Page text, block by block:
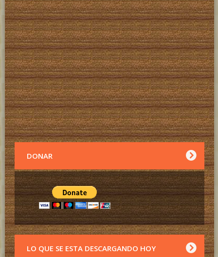
DONAR
LO QUE SE ESTA DESCARGANDO HOY